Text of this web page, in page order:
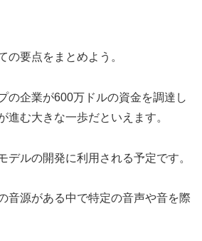
の要点をまとめよう。
の企業が600万ドルの資金を調達し
進む大きな一歩だといえます。
デルの開発に利用される予定です。
音源がある中で特定の音声や音を際